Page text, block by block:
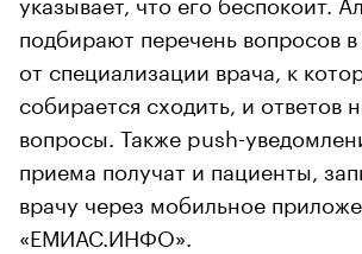
подбирают перечень вопросов
от специализации врача, к
собирается сходить, и ответов
вопросы. Также push-
приема получат и пациенты,
врачу через мобильное
«ЕМИАС.ИНФО».